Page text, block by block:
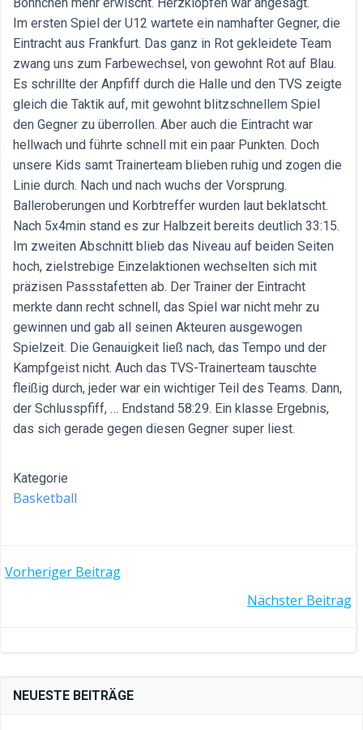
Im ersten Spiel der U12 wartete ein namhafter Gegner, die
Eintracht aus Frankfurt. Das ganz in Rot gekleidete Team
zwang uns zum Farbewechsel, von gewohnt Rot auf Blau.
Es schrillte der Anpfiff durch die Halle und den TVS zeigte
gleich die Taktik auf, mit gewohnt blitzschnellem Spiel
den Gegner zu überrollen. Aber auch die Eintracht war
hellwach und führte schnell mit ein paar Punkten. Doch
unsere Kids samt Trainerteam blieben ruhig und zogen die
Linie durch. Nach und nach wuchs der Vorsprung.
Balleroberungen und Korbtreffer wurden laut beklatscht.
Nach 5x4min stand es zur Halbzeit bereits deutlich 33:15.
Im zweiten Abschnitt blieb das Niveau auf beiden Seiten
hoch, zielstrebige Einzelaktionen wechselten sich mit
präzisen Passstafetten ab. Der Trainer der Eintracht
merkte dann recht schnell, das Spiel war nicht mehr zu
gewinnen und gab all seinen Akteuren ausgewogen
Spielzeit. Die Genauigkeit ließ nach, das Tempo und der
Kampfgeist nicht. Auch das TVS-Trainerteam tauschte
fleißig durch, jeder war ein wichtiger Teil des Teams. Dann,
der Schlusspfiff, … Endstand 58:29. Ein klasse Ergebnis,
das sich gerade gegen diesen Gegner super liest.
Kategorie
Basketball
POST
Vorheriger Beitrag
Nächster Beitrag
NEUESTE BEITRÄGE